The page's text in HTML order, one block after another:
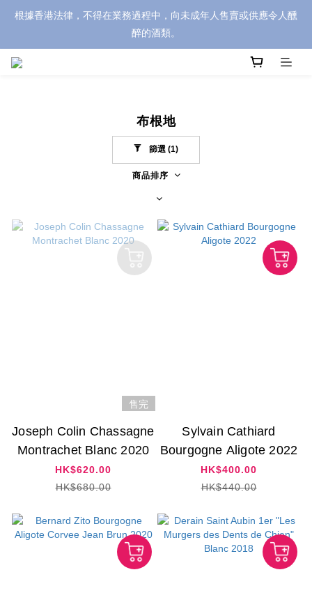
根據香港法律，不得在業務過程中，向未成年人售賣或供應令人醺
醉的酒類。
布根地
篩選 (1)
商品排序
售完
Joseph Colin Chassagne
Montrachet Blanc 2020
HK$620.00
HK$680.00
Sylvain Cathiard
Bourgogne Aligote 2022
HK$400.00
HK$440.00